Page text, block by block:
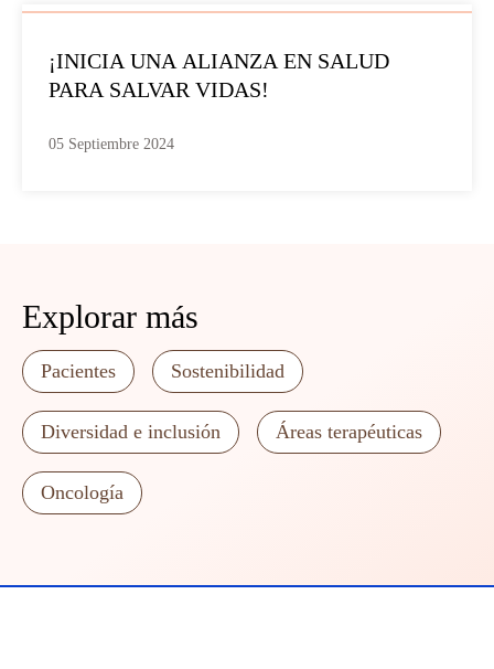
¡INICIA UNA ALIANZA EN SALUD
PARA SALVAR VIDAS!
05 Septiembre 2024
Explorar más
Pacientes Sostenibilidad
Diversidad e inclusión Áreas terapéuticas
Oncología